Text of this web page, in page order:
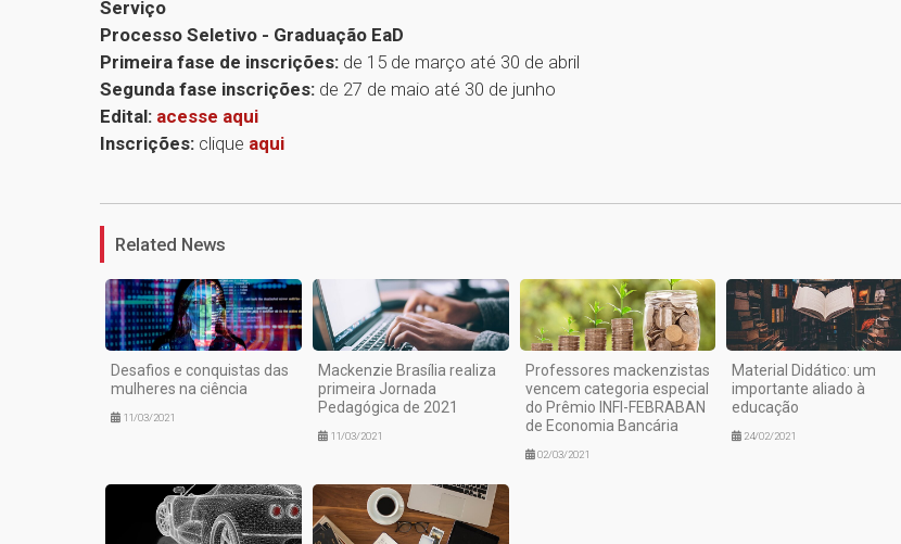
Serviço
Processo Seletivo - Graduação EaD
Primeira fase de inscrições: de 15 de março até 30 de abril
Segunda fase inscrições: de 27 de maio até 30 de junho
Edital: acesse aqui
Inscrições: clique aqui
Related News
Desafios e conquistas das
mulheres na ciência
11/03/2021
Mackenzie Brasília realiza
primeira Jornada
Pedagógica de 2021
11/03/2021
Professores mackenzistas
vencem categoria especial
do Prêmio INFI-FEBRABAN
de Economia Bancária
02/03/2021
Material Didático: um
importante aliado à
educação
24/02/2021